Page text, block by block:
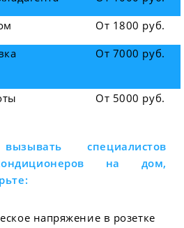
От 1800 руб.
От 7000 руб.
От 5000 руб.
специалистов
на дом,
напряжение в розетке